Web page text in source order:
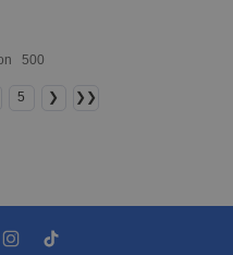
500
5 ❯ ❯❯